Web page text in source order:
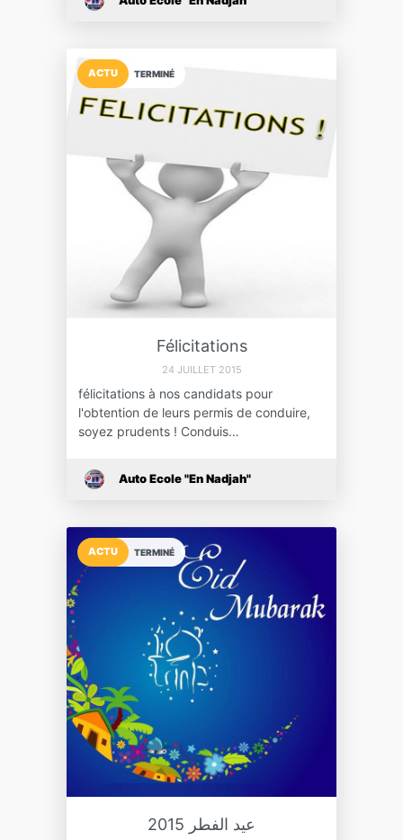
TERMINÉ
ACTU
Félicitations
24 JUILLET 2015
félicitations à nos candidats pour
l'obtention de leurs permis de conduire,
soyez prudents ! Conduis…
Auto Ecole "En Nadjah"
TERMINÉ
ACTU
عيد الفطر 2015